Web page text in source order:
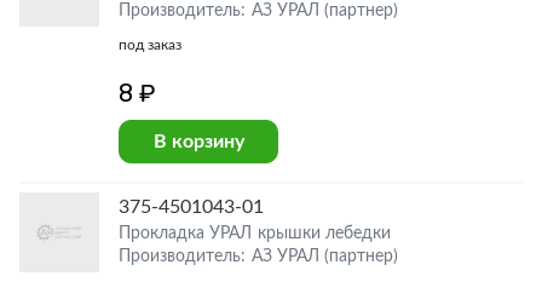
Производитель: АЗ УРАЛ (партнер)
под заказ
8 ₽
В корзину
375-4501043-01
Прокладка УРАЛ крышки лебедки
Производитель: АЗ УРАЛ (партнер)